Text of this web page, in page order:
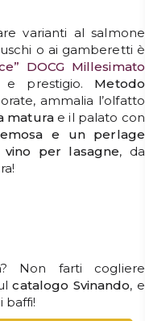
varianti al salmone
o ai gamberetti è
DOCG Millesimato
e prestigio. Metodo
ammalia l’olfatto
matura e il palato con
e un perlage
vino per lasagne, da
Non farti cogliere
catalogo Svinando, e
baffi!